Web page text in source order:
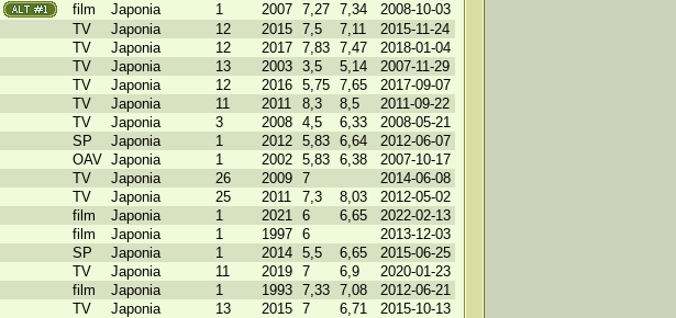
film Japonia 1 2007 7,27 7,34
2008-10-03
TV Japonia 12 2015 7,5 7,11
2015-11-24
TV Japonia 12 2017 7,83 7,47
2018-01-04
TV Japonia 13 2003 3,5 5,14
2007-11-29
TV Japonia 12 2016 5,75 7,65
2017-09-07
TV Japonia 11 2011 8,3 8,5
2011-09-22
TV Japonia 3 2008 4,5 6,33
2008-05-21
SP Japonia 1 2012 5,83 6,64
2012-06-07
OAV Japonia 1 2002 5,83 6,38
2007-10-17
TV Japonia 26 2009 7
2014-06-08
TV Japonia 25 2011 7,3 8,03
2012-05-02
film Japonia 1 2021 6 6,65
2022-02-13
film Japonia 1 1997 6
2013-12-03
SP Japonia 1 2014 5,5 6,65
2015-06-25
TV Japonia 11 2019 7 6,9
2020-01-23
film Japonia 1 1993 7,33 7,08
2012-06-21
TV Japonia 13 2015 7 6,71
2015-10-13